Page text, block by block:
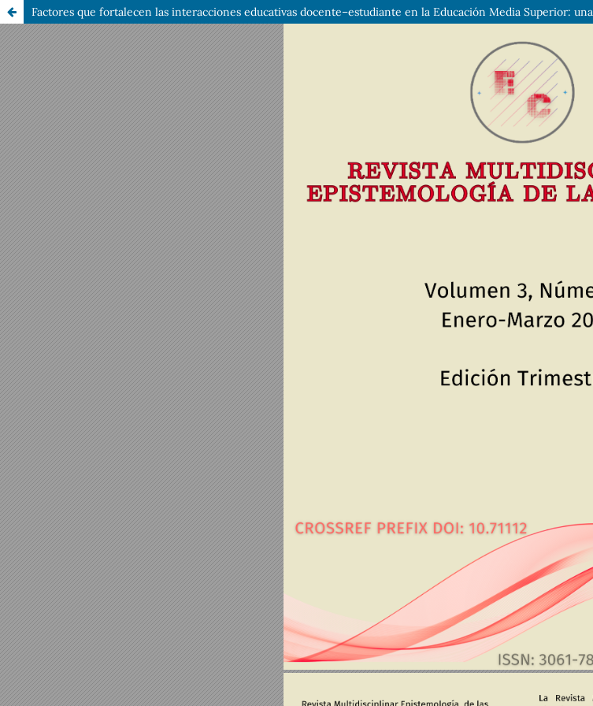
Factores que fortalecen las interacciones educativas docente–estudiante en la Educación Media Superior: